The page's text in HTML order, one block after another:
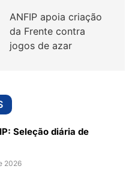
ANFIP apoia criação
da Frente contra
jogos de azar
Seleção diária de
2026